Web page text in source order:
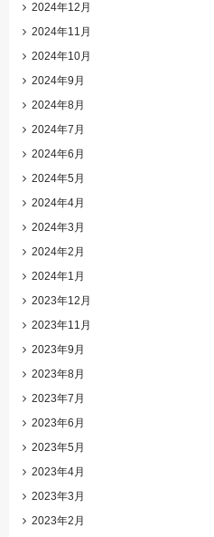
2024年12月
2024年11月
2024年10月
2024年9月
2024年8月
2024年7月
2024年6月
2024年5月
2024年4月
2024年3月
2024年2月
2024年1月
2023年12月
2023年11月
2023年9月
2023年8月
2023年7月
2023年6月
2023年5月
2023年4月
2023年3月
2023年2月